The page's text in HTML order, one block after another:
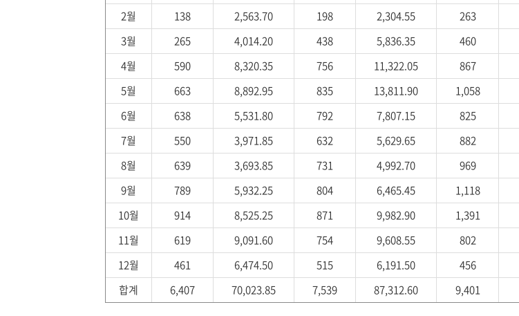
2월
138 2,563.70 198 2,304.55 263
3월
265 4,014.20 438 5,836.35 460
4월
590 8,320.35 756 11,322.05 867
5월
663 8,892.95 835 13,811.90 1,058
6월
638 5,531.80 792 7,807.15 825
7월
550 3,971.85 632 5,629.65 882
8월
639 3,693.85 731 4,992.70 969
9월
789 5,932.25 804 6,465.45 1,118
10월
914 8,525.25 871 9,982.90 1,391
11월
619 9,091.60 754 9,608.55 802
12월
461 6,474.50 515 6,191.50 456
합계
6,407 70,023.85 7,539 87,312.60 9,401